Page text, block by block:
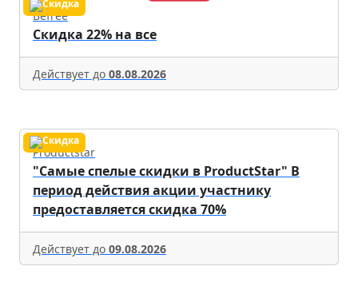
Befree
Скидка 22% на все
Действует до 08.08.2026
Productstar
"Самые спелые скидки в ProductStar" В
период действия акции участнику
предоставляется скидка 70%
Действует до 09.08.2026